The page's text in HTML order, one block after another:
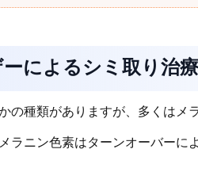
によるシミ取り治
の種類がありますが、多くはメ
ラニン色素はターンオーバーに